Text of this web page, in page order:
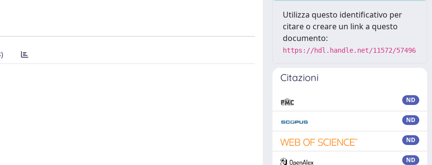
Utilizza questo identificativo per
citare o creare un link a questo
documento:
https://hdl.handle.net/11572/57496
Citazioni
ND
ND
ND
ND